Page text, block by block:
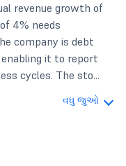
revenue growth of
4% needs
company is debt
it to report
cycles. The sto...
વધુ જુઓ